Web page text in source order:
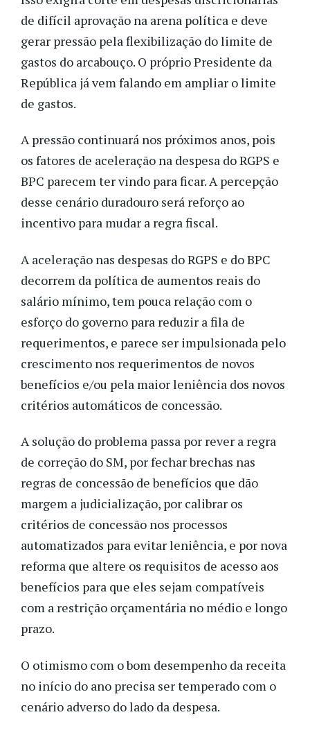
de difícil aprovação na arena política e deve
gerar pressão pela flexibilização do limite de
gastos do arcabouço. O próprio Presidente da
República já vem falando em ampliar o limite
de gastos.
A pressão continuará nos próximos anos, pois
os fatores de aceleração na despesa do RGPS e
BPC parecem ter vindo para ficar. A percepção
desse cenário duradouro será reforço ao
incentivo para mudar a regra fiscal.
A aceleração nas despesas do RGPS e do BPC
decorrem da política de aumentos reais do
salário mínimo, tem pouca relação com o
esforço do governo para reduzir a fila de
requerimentos, e parece ser impulsionada pelo
crescimento nos requerimentos de novos
benefícios e/ou pela maior leniência dos novos
critérios automáticos de concessão.
A solução do problema passa por rever a regra
de correção do SM, por fechar brechas nas
regras de concessão de benefícios que dão
margem a judicialização, por calibrar os
critérios de concessão nos processos
automatizados para evitar leniência, e por nova
reforma que altere os requisitos de acesso aos
benefícios para que eles sejam compatíveis
com a restrição orçamentária no médio e longo
prazo.
O otimismo com o bom desempenho da receita
no início do ano precisa ser temperado com o
cenário adverso do lado da despesa.